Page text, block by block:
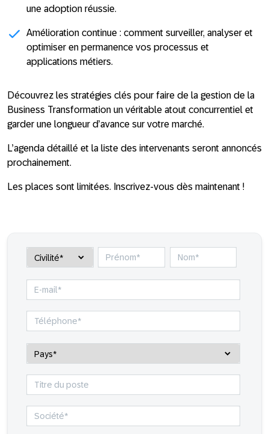
une adoption réussie.
Amélioration continue : comment surveiller, analyser et
optimiser en permanence vos processus et
applications métiers.
Découvrez les stratégies clés pour faire de la gestion de la
Business Transformation un véritable atout concurrentiel et
garder une longueur d’avance sur votre marché.
L’agenda détaillé et la liste des intervenants seront annoncés
prochainement.
Les places sont limitées. Inscrivez-vous dès maintenant !